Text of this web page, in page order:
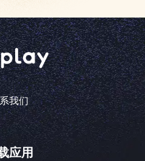
我们
应用